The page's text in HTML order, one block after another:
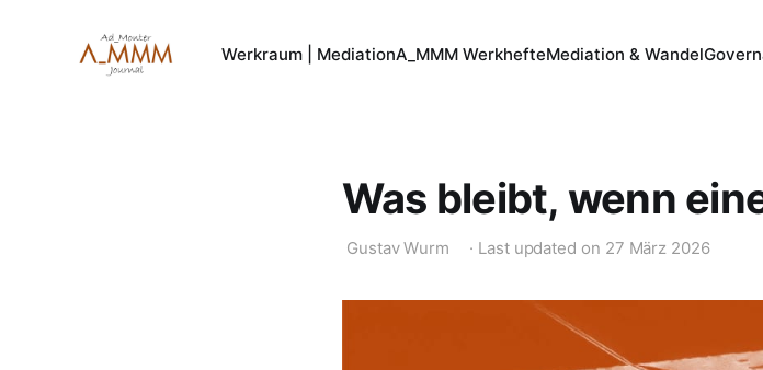
Werkraum | MediationA_MMM WerkhefteMediation & Wandel
Was bleibt, wenn
Gustav Wurm · Last updated on 27 März 2026